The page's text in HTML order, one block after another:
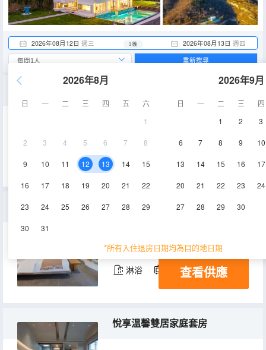
2026年08月12日 週三 2026年08月13日 週四
1 晚
2026年8月
日 一 二 三 四 五
六
1
2 3 4 5 6 7 8
9 10 11 12 13 14 15
16 17 18 19 20 21 22
23 24 25 26 27 28 29
30 31
2026年9月
日 一 二 三
四
1
2 3
6 7 8 9 10
13 14 15 16 17
20 21 22 23 24
27 28 29 30
*所有入住退房日期均為目的地日期
重新搜尋
空調
豪華山景大床雙居套房
80㎡ 1層 空調
淋浴 電視機
查看供應
悅享温馨雙居家庭套房